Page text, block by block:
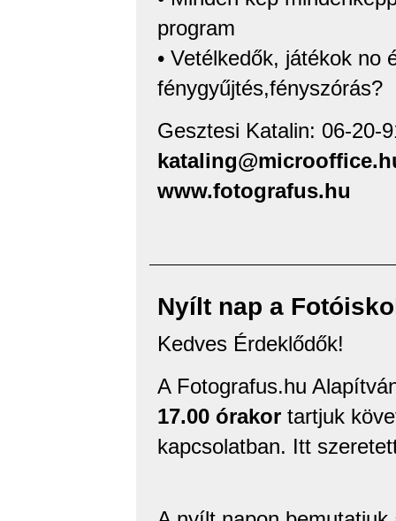
program
• Vetélkedők, játékok
fénygyűjtés,fényszórás?
Gesztesi Katalin: 06-20-
www.fotografus.hu
Nyílt nap a
Kedves Érdeklődők!
A Fotografus.hu
17.00 órakor tartjuk
kapcsolatban. Itt